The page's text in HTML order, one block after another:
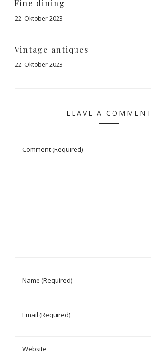
Fine dining
22. Oktober 2023
Vintage antiques
22. Oktober 2023
LEAVE A COMMENT